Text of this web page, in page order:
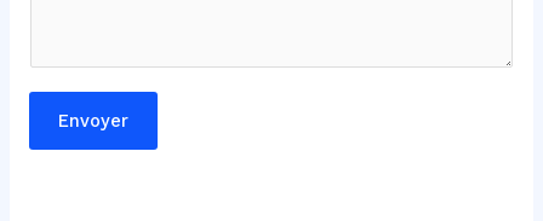
Envoyer